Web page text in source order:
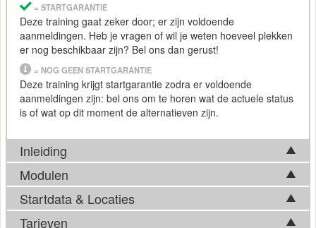
= STARTGARANTIE
Deze training gaat zeker door; er zijn voldoende
aanmeldingen. Heb je vragen of wil je weten hoeveel plekken
er nog beschikbaar zijn? Bel ons dan gerust!
= NOG GEEN STARTGARANTIE
Deze training krijgt startgarantie zodra er voldoende
aanmeldingen zijn: bel ons om te horen wat de actuele status
is of wat op dit moment de alternatieven zijn.
Inleiding
DevSecOps
DevOpsstaat voor de integratie van Development en
Modulen
Tijdens de Training DevSecOps integreren in je team komen
in basis onderstaande onderwerpen aan bod. Afhankelijk van
Startdata & Locaties
Tarieven